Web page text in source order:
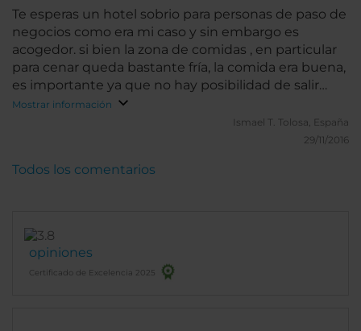
Te esperas un hotel sobrio para personas de paso de
negocios como era mi caso y sin embargo es
acogedor. si bien la zona de comidas , en particular
para cenar queda bastante fría, la comida era buena,
es importante ya que no hay posibilidad de salir
fuera .
Mostrar información
Ismael T.
Tolosa, España
29/11/2016
opiniones
Certificado de Excelencia 2025
Todos los comentarios